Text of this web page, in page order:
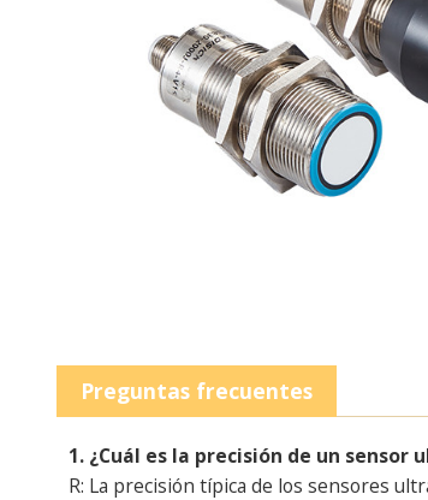
Preguntas frecuentes
1. ¿Cuál es la precisión de un sensor
R: La precisión típica de los sensores